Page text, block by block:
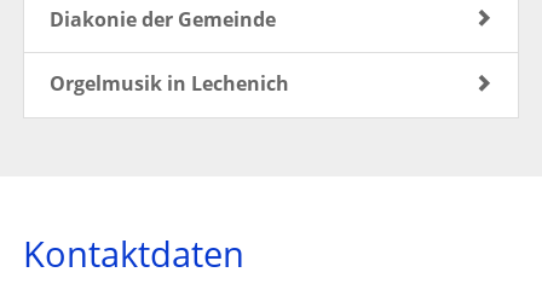
Diakonie der Gemeinde
Orgelmusik in Lechenich
Kontaktdaten